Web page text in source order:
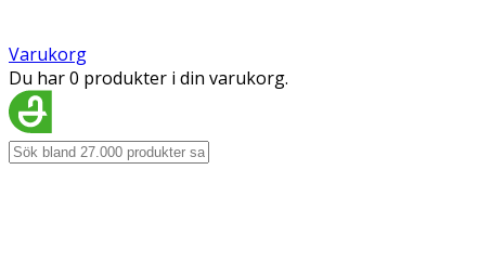
Varukorg
Du har 0 produkter i din varukorg.